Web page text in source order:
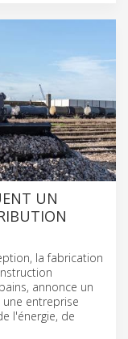
UN
la fabrication
annonce un
une entreprise
l'énergie, de